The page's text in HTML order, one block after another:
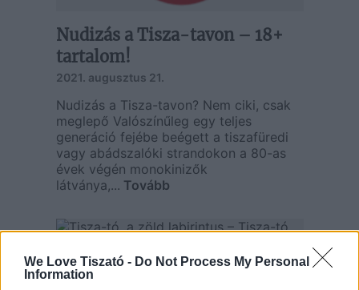
We Love Tiszató - Do Not Process My Personal
Information
Nudizás a Tisza-tavon – 18+
tartalom!
2021. augusztus 21.
Nudizás a Tisza-tavon? Nem ciki, csak
meglepő Valószínűleg egy teljes
generáció fejébe beégett a tiszafüredi
vagy abádszalóki strandokon a 80-as
évek végén monokinizők
látványa,... Tovább